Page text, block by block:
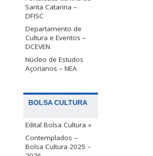
Santa Catarina –
DFISC
Departamento de
Cultura e Eventos –
DCEVEN
Núcleo de Estudos
Açorianos – NEA
BOLSA CULTURA
Edital Bolsa Cultura »
Contemplados –
Bolsa Cultura 2025 –